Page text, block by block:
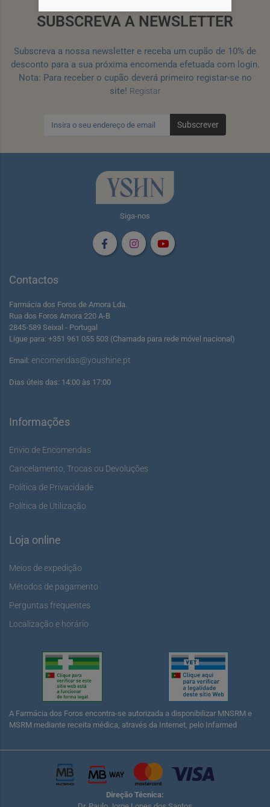
SUBSCREVA A NEWSLETTER
Subscreva a nossa newsletter e receba um cupão de 10% de
desconto para a sua próxima encomenda efetuada com login.
Nota: Para receber o cupão deverá primeiro registar-se no
site! Registar
Subscrever
Siga-nos
Contactos
Farmácia dos Foros de Amora Lda.
Rua dos Foros Amora 220 A-B
2845-589 Seixal - Portugal
Ligue para: +351 961 055 503 (Chamada para rede móvel nacional)
Email: encomendas@youshine.pt
Dias úteis das: 14:00 às 17:00
Informações
Envio de Encomendas
Cancelamento, Trocas ou Devoluções
Política de Privacidade
Política de Utilização
Loja online
Meios de expedição
Métodos de pagamento
Perguntas frequentes
Localização e horário
A Farmácia dos Foros encontra-se autorizada a disponibilizar MNSRM e
MSRM mediante receita médica, através da Internet, pelo Infarmed
Direção Técnica: